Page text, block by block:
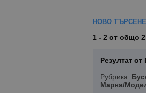
НОВО ТЪРСЕНЕ
1 - 2 от общо 2
Резултат
Рубрика:
Марка/